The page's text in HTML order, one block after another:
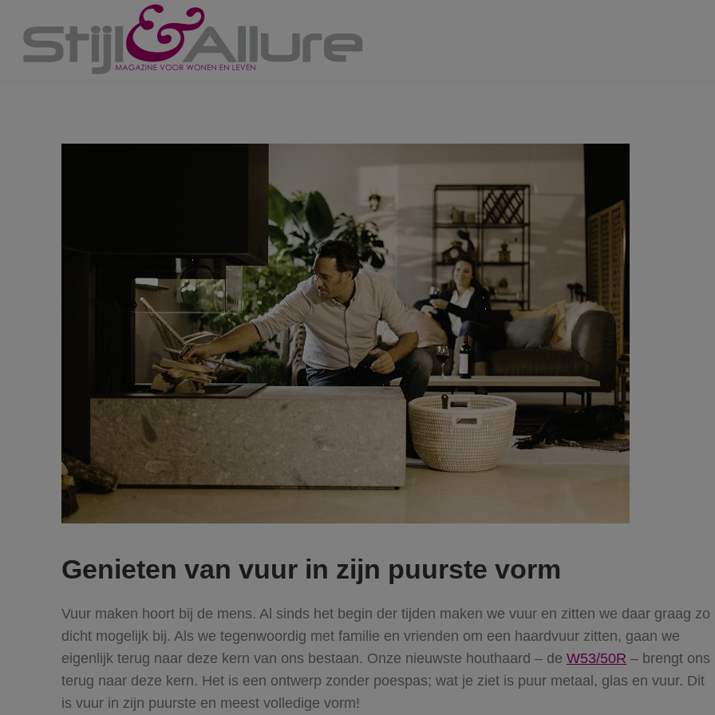
Genieten van vuur in zijn puurste vorm
Vuur maken hoort bij de mens. Al sinds het begin der tijden maken we vuur en zitten we daar graag zo
dicht mogelijk bij. Als we tegenwoordig met familie en vrienden om een haardvuur zitten, gaan we
eigenlijk terug naar deze kern van ons bestaan. Onze nieuwste houthaard – de W53/50R – brengt ons
terug naar deze kern. Het is een ontwerp zonder poespas; wat je ziet is puur metaal, glas en vuur. Dit
is vuur in zijn puurste en meest volledige vorm!